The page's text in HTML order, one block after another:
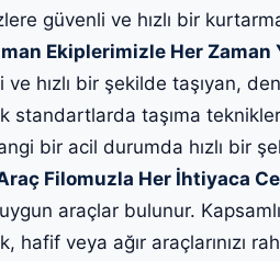
güvenli ve hızlı bir
Ekiplerimizle Her Zaman
ve hızlı bir şekilde taşıyan,
standartlarda taşıma
bir acil durumda hızlı bir
Filomuzla Her İhtiyaca
araçlar bulunur.
veya ağır araçlarınızı